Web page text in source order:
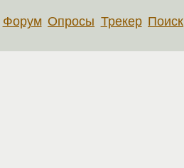
Форум Опросы Трекер Поиск